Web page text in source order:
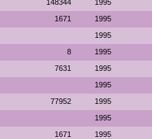
148344 1995
1671 1995
1995
8 1995
7631 1995
1995
77952 1995
1995
1671 1995